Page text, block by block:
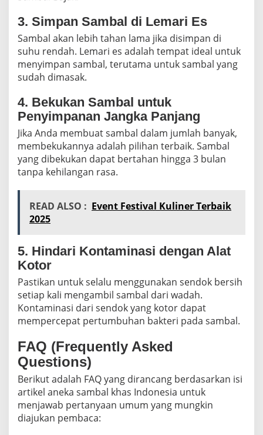
3. Simpan Sambal di Lemari Es
Sambal akan lebih tahan lama jika disimpan di
suhu rendah. Lemari es adalah tempat ideal untuk
menyimpan sambal, terutama untuk sambal yang
sudah dimasak.
4. Bekukan Sambal untuk
Penyimpanan Jangka Panjang
Jika Anda membuat sambal dalam jumlah banyak,
membekukannya adalah pilihan terbaik. Sambal
yang dibekukan dapat bertahan hingga 3 bulan
tanpa kehilangan rasa.
READ ALSO : Event Festival Kuliner Terbaik
2025
5. Hindari Kontaminasi dengan Alat
Kotor
Pastikan untuk selalu menggunakan sendok bersih
setiap kali mengambil sambal dari wadah.
Kontaminasi dari sendok yang kotor dapat
mempercepat pertumbuhan bakteri pada sambal.
FAQ (Frequently Asked
Questions)
Berikut adalah FAQyang dirancang berdasarkan isi
artikel aneka sambal khas Indonesia untuk
menjawab pertanyaan umum yang mungkin
diajukan pembaca: